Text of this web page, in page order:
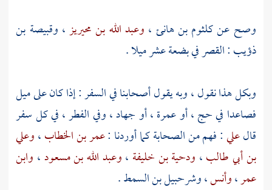
وصح عنكلثوم بن هانئ ، وعبد الله بن محيريز، وقبيصة بن
ذؤيب: القصر في بضعة عشر ميلا .
وبكل هذا نقول ، وبه يقول أصحابنا في السفر : إذا كان على ميل
فصاعدا في حج ، أو عمرة ، أو جهاد ، وفي الفطر ، في كل سفر
قالعلي: فهم من الصحابة كما أوردنا :عمر بن الخطاب،وعلي
بن أبي طالب، ودحية بن خليفة ،وعبد الله بن مسعود، وابن
عمر،وأنس،وشرحبيل بن السمط.